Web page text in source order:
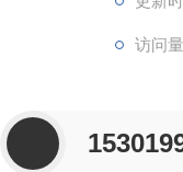
访问